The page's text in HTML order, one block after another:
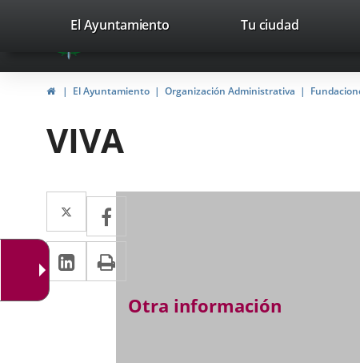
Portal
Web
del
avaTop
valladolid.es
El Ayuntamiento Tu ciudad
HomeEl Ayuntamiento Organización Administrativa
VIVA
Twitter
Enlace
a
una
aplicación
externa.
a
una
externa.
Linkedin
Enlace
a
Otra información